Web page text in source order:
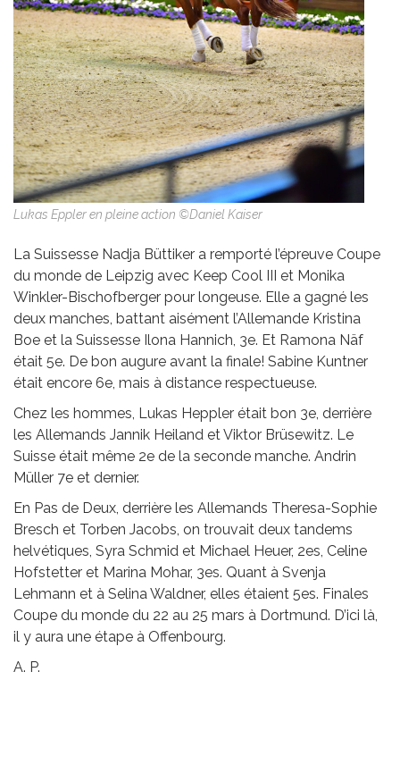
Lukas Eppler en pleine action ©Daniel Kaiser
La Suissesse Nadja Büttiker a remporté l’épreuve Coupe
du monde de Leipzig avec Keep Cool III et Monika
Winkler-Bischofberger pour longeuse. Elle a gagné les
deux manches, battant aisément l’Allemande Kristina
Boe et la Suissesse Ilona Hannich, 3e. Et Ramona Näf
était 5e. De bon augure avant la finale! Sabine Kuntner
était encore 6e, mais à distance respectueuse.
Chez les hommes, Lukas Heppler était bon 3e, derrière
les Allemands Jannik Heiland et Viktor Brüsewitz. Le
Suisse était même 2e de la seconde manche. Andrin
Müller 7e et dernier.
En Pas de Deux, derrière les Allemands Theresa-Sophie
Bresch et Torben Jacobs, on trouvait deux tandems
helvétiques, Syra Schmid et Michael Heuer, 2es, Celine
Hofstetter et Marina Mohar, 3es. Quant à Svenja
Lehmann et à Selina Waldner, elles étaient 5es. Finales
Coupe du monde du 22 au 25 mars à Dortmund. D’ici là,
il y aura une étape à Offenbourg.
A. P.